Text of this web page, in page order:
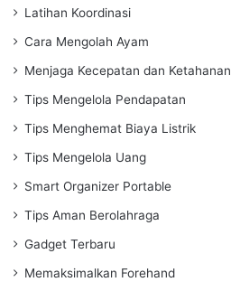
Latihan Koordinasi
Cara Mengolah Ayam
Menjaga Kecepatan dan Ketahanan
Tips Mengelola Pendapatan
Tips Menghemat Biaya Listrik
Tips Mengelola Uang
Smart Organizer Portable
Tips Aman Berolahraga
Gadget Terbaru
Memaksimalkan Forehand